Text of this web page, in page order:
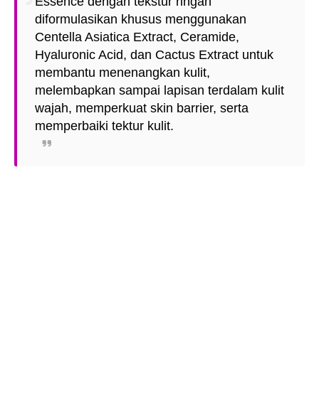
diformulasikan khusus menggunakan
Centella Asiatica Extract, Ceramide,
Hyaluronic Acid, dan Cactus Extract untuk
membantu menenangkan kulit,
melembapkan sampai lapisan terdalam kulit
wajah, memperkuat skin barrier, serta
memperbaiki tektur kulit.